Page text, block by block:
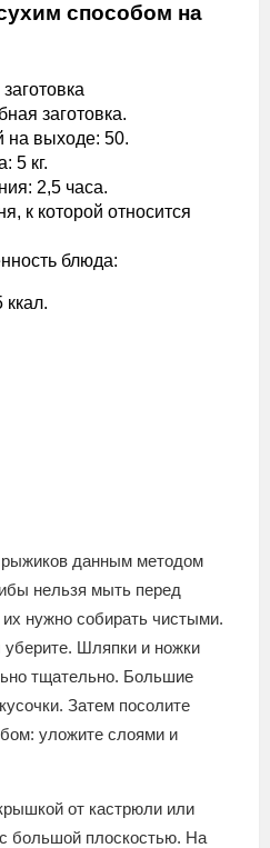
способом на
заготовка.
на выходе: 50.
5 кг.
2,5 часа.
к которой относится
блюда:
ккал.
рыжиков данным методом
нельзя мыть перед
нужно собирать чистыми.
уберите. Шляпки и ножки
тщательно. Большие
Затем посолите
уложите слоями и
от кастрюли или
большой плоскостью. На